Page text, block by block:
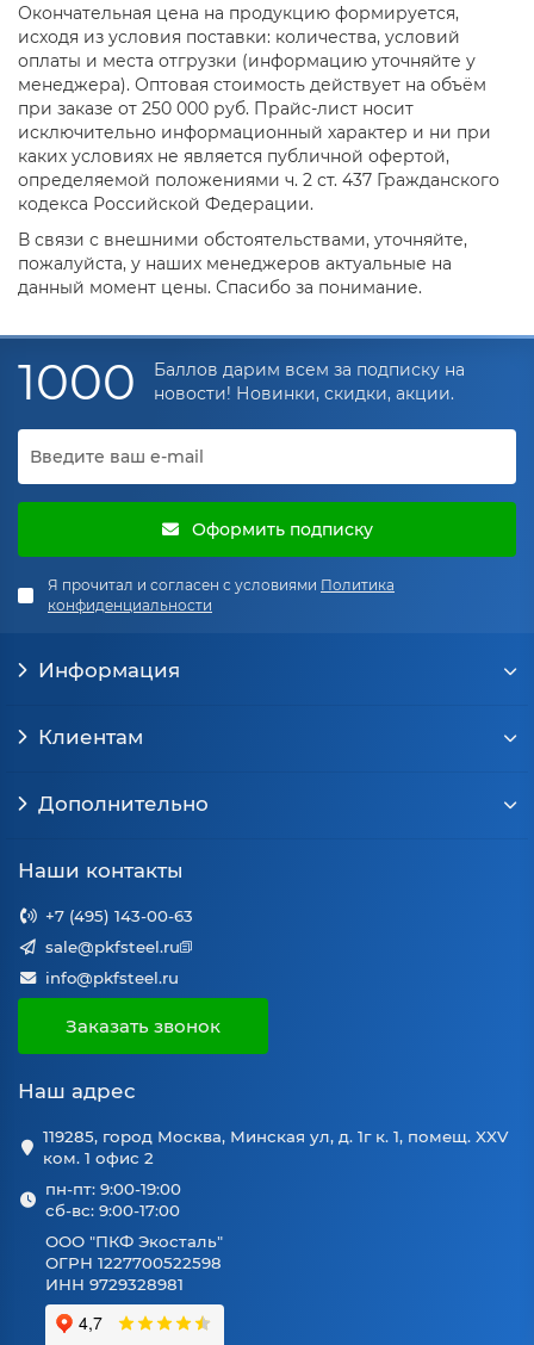
Окончательная цена на продукцию формируется,
исходя из условия поставки: количества, условий
оплаты и места отгрузки (информацию уточняйте у
менеджера). Оптовая стоимость действует на объём
при заказе от 250 000 руб. Прайс-лист носит
исключительно информационный характер и ни при
каких условиях не является публичной офертой,
определяемой положениями ч. 2 ст. 437 Гражданского
кодекса Российской Федерации.
В связи с внешними обстоятельствами, уточняйте,
пожалуйста, у наших менеджеров актуальные на
данный момент цены. Спасибо за понимание.
1000
Баллов дарим всем за подписку на
новости! Новинки, скидки, акции.
Оформить подписку
Я прочитал и согласен с условиями Политика
конфиденциальности
Информация
Клиентам
Дополнительно
Наши контакты
+7 (495) 143-00-63
sale@pkfsteel.ru
info@pkfsteel.ru
Заказать звонок
Наш адрес
119285, город Москва, Минская ул, д. 1г к. 1, помещ. XXV
ком. 1 офис 2
пн-пт: 9:00-19:00
сб-вс: 9:00-17:00
ООО "ПКФ Экосталь"
ОГРН 1227700522598
ИНН 9729328981